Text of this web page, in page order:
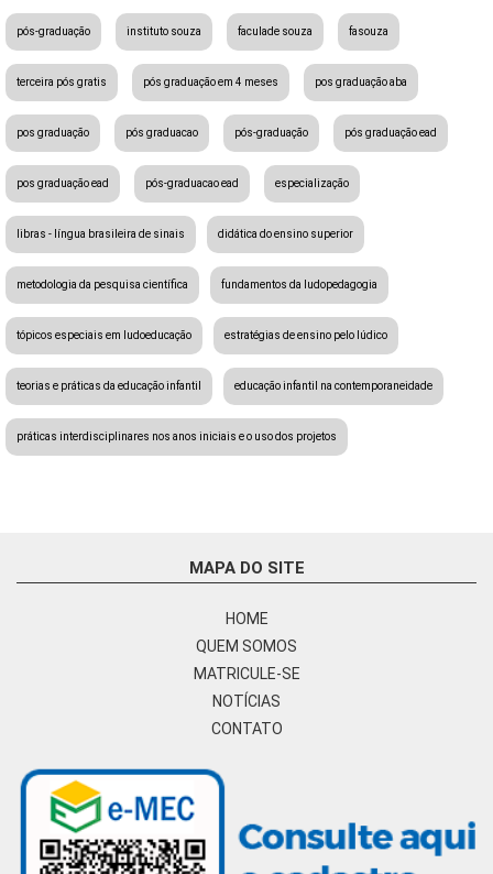
pós-graduação instituto souza faculade souza fasouza
terceira pós gratis pós graduação em 4 meses pos graduação aba
pos graduação pós graduacao pós-graduação pós graduação ead
pos graduação ead pós-graduacao ead especialização
libras - língua brasileira de sinais didática do ensino superior
metodologia da pesquisa científica fundamentos da ludopedagogia
tópicos especiais em ludoeducação estratégias de ensino pelo lúdico
teorias e práticas da educação infantil educação infantil na contemporaneidade
práticas interdisciplinares nos anos iniciais e o uso dos projetos
MAPA DO SITE
HOME
QUEM SOMOS
MATRICULE-SE
NOTÍCIAS
CONTATO